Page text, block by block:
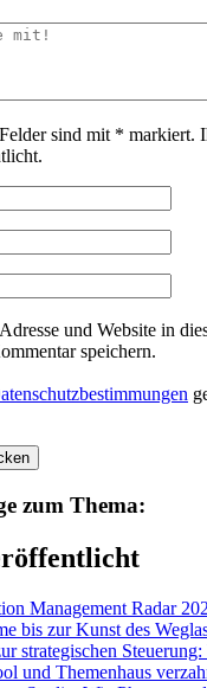
sind mit * markiert.
und Website in
speichern.
zum Thema:
Management Radar
bis zur Kunst des
strategischen
und Themenhaus